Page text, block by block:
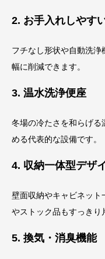
2. お手入れしやす
フチなし形状や自動洗
幅に削減できます。
3. 温水洗浄便座
冬場の冷たさを和らげる
める代表的な設備です。
4. 収納一体型デザ
壁面収納やキャビネッ
やストック品もすっきり
5. 換気・消臭機能